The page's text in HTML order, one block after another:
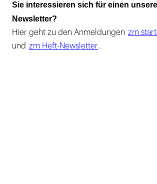
Sie interessieren sich für einen
Newsletter?
Hier geht zu den Anmeldungen zm
und zm Heft-Newsletter .